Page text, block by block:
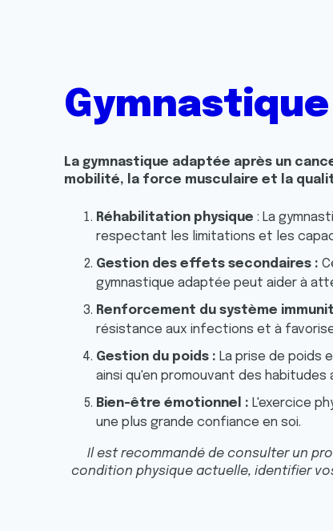
La gymnastique adaptée après un
mobilité, la force musculaire et la
Réhabilitation physique : La
respectant les limitations et les
Gestion des effets secondaires :
gymnastique adaptée peut aider à
Renforcement du système
résistance aux infections et à
Gestion du poids : La prise de poids
ainsi qu'en promouvant des habitudes
Bien-être émotionnel : L'exercice
une plus grande confiance en soi.
Il est recommandé de consulter un
condition physique actuelle, identifier